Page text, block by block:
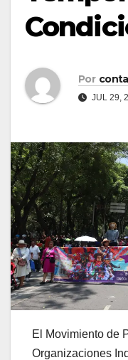
Por
JUL 29,
El Movimiento de
Organizaciones